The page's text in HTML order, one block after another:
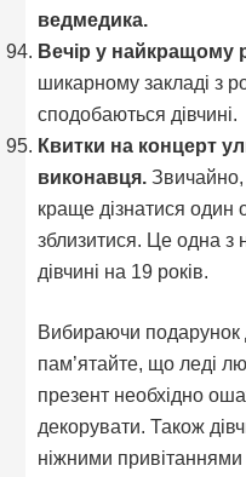
ведмедика.
Вечір у найкращому
шикарному закладі з
сподобаються дівчині.
Квитки на концерт
виконавця.
краще дізнатися один
зблизитися. Це одна з
дівчині на 19 років.
Вибираючи подарунок
пам’ятайте, що леді
презент необхідно
декорувати. Також
ніжними